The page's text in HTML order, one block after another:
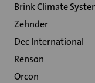
Brink Climate
Zehnder
Dec International
Renson
Orcon